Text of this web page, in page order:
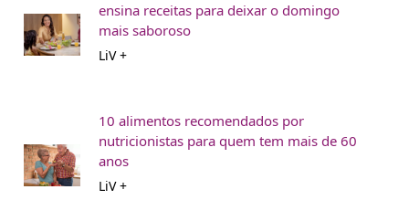
ensina receitas para deixar o domingo
mais saboroso
LiV +
10 alimentos recomendados por
nutricionistas para quem tem mais de 60
anos
LiV +